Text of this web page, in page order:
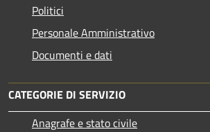
Politici
Personale Amministrativo
Documenti e dati
CATEGORIE DI SERVIZIO
Anagrafe e stato civile